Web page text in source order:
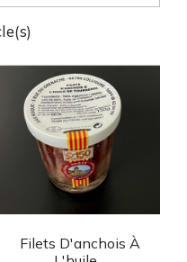
Aperçu rapide
Filets D'anchois À